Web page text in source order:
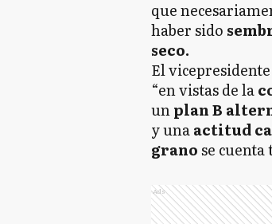
que
haber sido
seco.
El
“en vistas de la
unplan B
y unaactitud
granose cuenta
Ads